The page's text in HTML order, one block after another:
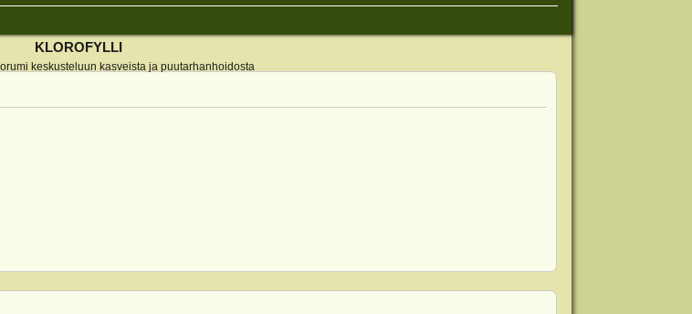
KLOROFYLLI
keskusteluun kasveista ja puutarhanhoidosta